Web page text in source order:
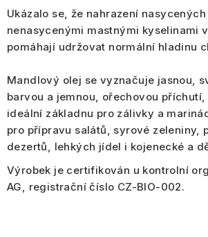
Ukázalo se, že nahrazení
nenasycenými mastnými kyselinami
pomáhají udržovat normální hladinu
Mandlový olej se vyznačuje jasnou,
barvou a jemnou, ořechovou
ideální základnu pro zálivky a
pro přípravu salátů, syrové zeleniny,
dezertů, lehkých jídel i kojenecké a
Výrobek je certifikován u kontrolní
AG, registrační číslo CZ-BIO-002.